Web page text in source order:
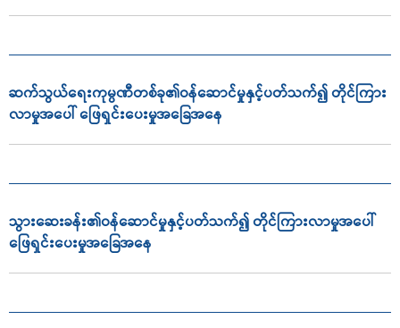
ဆက်သွယ်ရေးကုမ္ပဏီတစ်ခု၏ဝန်ဆောင်မှုနှင့်ပတ်သက်၍ တိုင်ကြား
လာမှုအပေါ် ဖြေရှင်းပေးမှုအခြေအနေ
သွားဆေးခန်း၏ဝန်ဆောင်မှုနှင့်ပတ်သက်၍ တိုင်ကြားလာမှုအပေါ်
ဖြေရှင်းပေးမှုအခြေအနေ